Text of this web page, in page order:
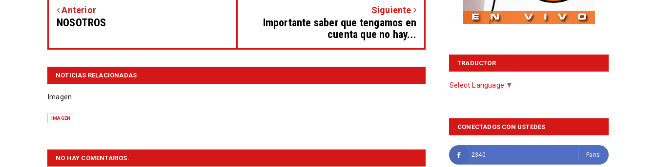
Anterior
NOSOTROS
Siguiente
Importante saber que tengamos en
cuenta que no hay...
NOTICIAS RELACIONADAS
Imagen
IMAGEN
NO HAY COMENTARIOS.
TRADUCTOR
Select Language ▼
CONECTADOS CON USTEDES
2340 Fans